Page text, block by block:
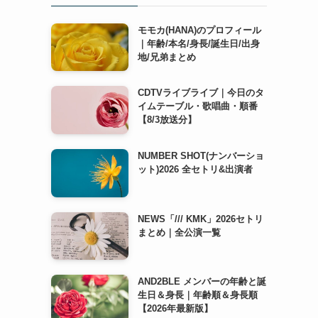
モモカ(HANA)のプロフィール
｜年齢/本名/身長/誕生日/出身
地/兄弟まとめ
CDTVライブライブ｜今日のタ
イムテーブル・歌唱曲・順番
【8/3放送分】
NUMBER SHOT(ナンバーショ
ット)2026 全セトリ&出演者
NEWS「/// KMK」2026セトリ
まとめ｜全公演一覧
AND2BLE メンバーの年齢と誕
生日＆身長｜年齢順＆身長順
【2026年最新版】